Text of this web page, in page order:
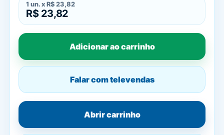
1 un. x R$ 23,82
R$ 23,82
Adicionar ao carrinho
Falar com televendas
Abrir carrinho